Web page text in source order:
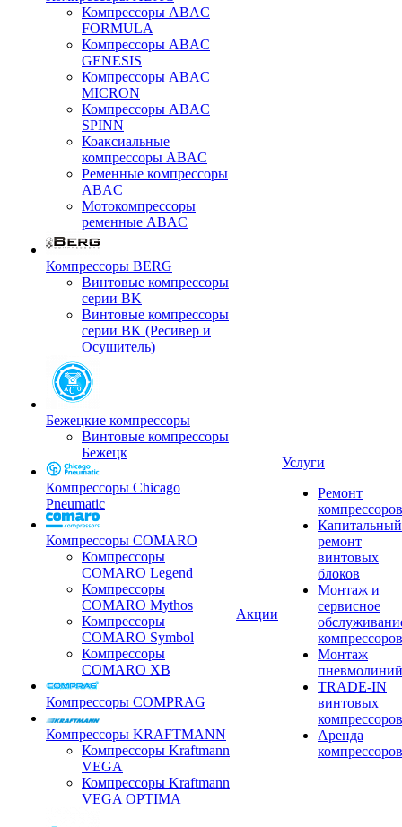
Компрессоры ABAC
FORMULA
Компрессоры ABAC
GENESIS
Компрессоры ABAC
MICRON
Компрессоры ABAC
SPINN
Коаксиальные
компрессоры ABAC
Ременные компрессоры
ABAC
Мотокомпрессоры
ременные ABAC
Компрессоры BERG
Винтовые компрессоры
серии BK
Винтовые компрессоры
серии BK (Ресивер и
Осушитель)
Бежецкие компрессоры
Винтовые компрессоры
Бежецк
Компрессоры Chicago
Pneumatic
Компрессоры COMARO
Компрессоры
COMARO Legend
Компрессоры
COMARO Mythos
Компрессоры
COMARO Symbol
Компрессоры
COMARO XB
Компрессоры COMPRAG
Компрессоры KRAFTMANN
Компрессоры Kraftmann
VEGA
Компрессоры Kraftmann
VEGA OPTIMA
Акции
Услуги
Ремонт
компрессоров
Капитальный
ремонт
винтовых
блоков
Монтаж и
сервисное
компрессоров
Монтаж
пневмолиний
TRADE-IN
винтовых
компрессоров
Аренда
компрессоров